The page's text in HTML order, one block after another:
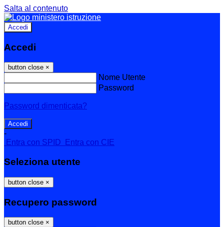
Salta al contenuto
Accedi
Accedi
button close ×
Nome Utente
Password
Password dimenticata?
-
Entra con SPID
Entra con CIE
Seleziona utente
button close ×
Recupero password
button close ×